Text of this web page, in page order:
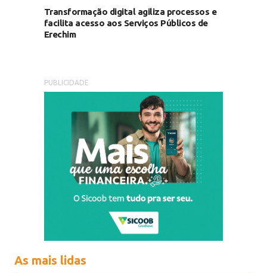
Transformação digital agiliza processos e
facilita acesso aos Serviços Públicos de
Erechim
PUBLICIDADE
As mais lidas